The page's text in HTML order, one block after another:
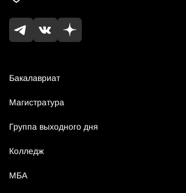
Бакалавриат
Магистратура
Группа выходного дня
Колледж
МБА